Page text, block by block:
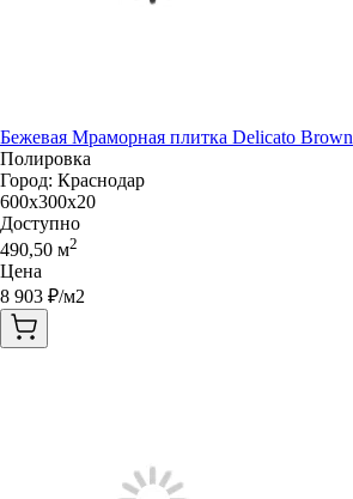
Бежевая Мраморная плитка Delicato Brown
Полировка
Город: Краснодар
600x300x20
Доступно
490,50 м2
Цена
8 903 ₽/м2